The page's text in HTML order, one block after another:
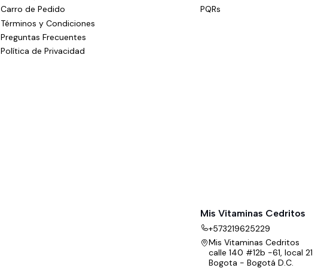
Carro de Pedido
Términos y Condiciones
Preguntas Frecuentes
Política de Privacidad
PQRs
Mis Vitaminas Cedritos
+573219625229
Mis Vitaminas Cedritos
calle 140 #12b -61, local 21
Bogota - Bogotá D.C.